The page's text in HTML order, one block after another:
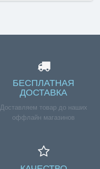
БЕСПЛАТНАЯ
ДОСТАВКА
Доставляем товар до наших
оффлайн магазинов